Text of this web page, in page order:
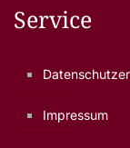
Service
Impressum